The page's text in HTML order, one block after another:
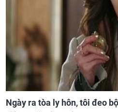
Ngày ra tòa ly hôn, tôi đeo